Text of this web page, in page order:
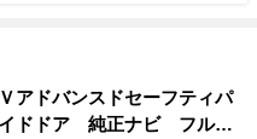
アドバンスドセーフティパ
ドドア 純正ナビ フルセ